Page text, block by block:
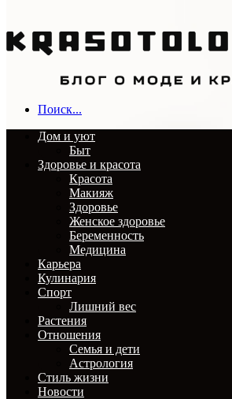
Поиск...
Дом и уют
Быт
Здоровье и красота
Красота
Макияж
Здоровье
Женское здоровье
Беременность
Медицина
Карьера
Кулинария
Спорт
Лишний вес
Растения
Отношения
Семья и дети
Астрология
Стиль жизни
Новости